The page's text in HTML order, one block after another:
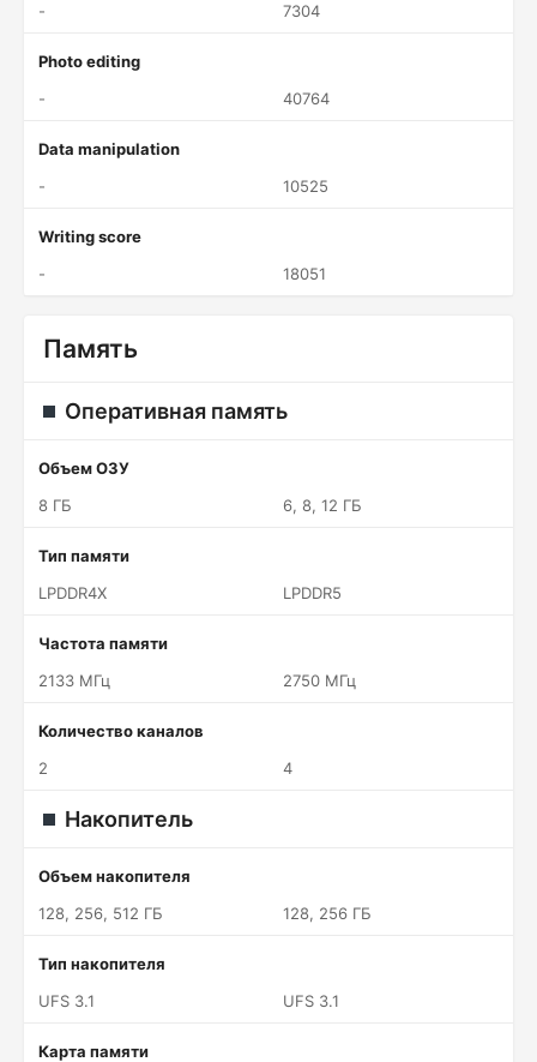
-
7304
Photo editing
-
40764
Data manipulation
-
10525
Writing score
-
18051
Память
Оперативная память
Объем ОЗУ
8 ГБ
6, 8, 12 ГБ
Тип памяти
LPDDR4X
LPDDR5
Частота памяти
2133 МГц
2750 МГц
Количество каналов
2
4
Накопитель
Объем накопителя
128, 256, 512 ГБ
128, 256 ГБ
Тип накопителя
UFS 3.1
UFS 3.1
Карта памяти